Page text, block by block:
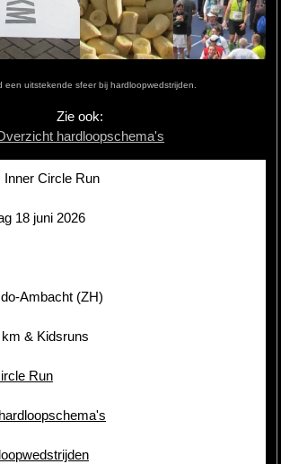
een uitstekende sfeer bij hardloopwedstrijden.
Zie ook:
hardloopschema's
Inner Circle Run
18 juni 2026
Ambacht (ZH)
& Kidsruns
Run